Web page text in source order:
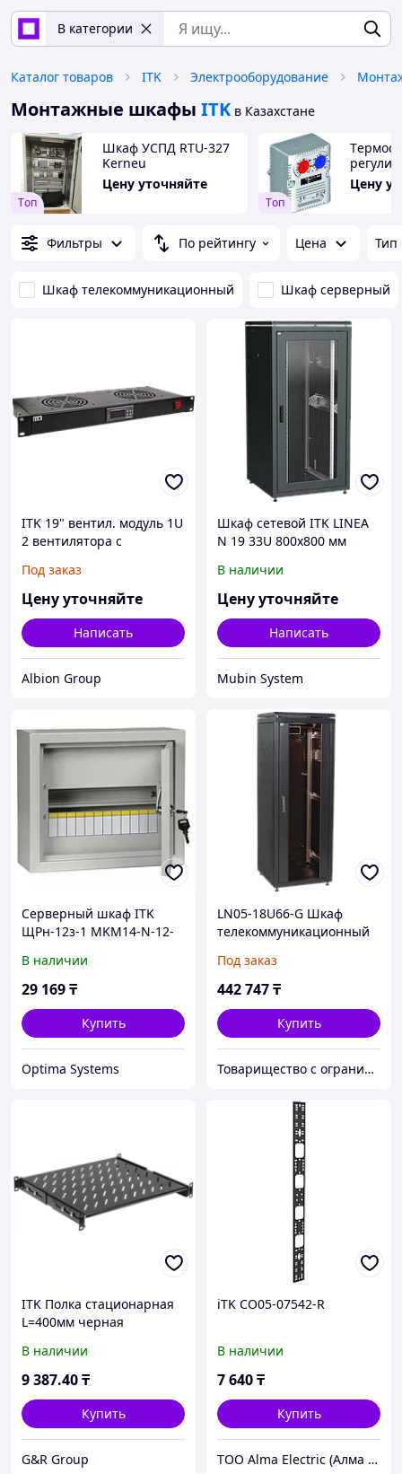
В категории
Каталог товаров ITK Электрооборудование
Монтажные шкафы ITK в Казахстане
Tоп
Шкаф УСПД RTU-327
Kerneu
Цену уточняйте
Tоп
Цену
Фильтры По рейтингу Цена Тип
Шкаф телекоммуникационный Шкаф серверный
ITK 19" вентил. модуль 1U
2 вентилятора с
Под заказ
Цену уточняйте
Написать
Albion Group
Шкаф сетевой ITK LINEA
N 19 33U 800х800 мм
В наличии
Цену уточняйте
Написать
Mubin System
Серверный шкаф ITK
ЩРн-12з-1 MKM14-N-12-
В наличии
29 169₸
Купить
Optima Systems
LN05-18U66-G Шкаф
телекоммуникационный
Под заказ
442 747₸
Купить
Товарищество с ограниченной ответственностью "Nabludenie.kz"
ITK Полка стационарная
L=400мм черная
В наличии
9 387.40₸
Купить
G&R Group
iTK CO05-07542-R
В наличии
7 640₸
Купить
ТОО Alma Electric (Алма Электрик)